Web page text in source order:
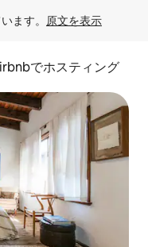
ます。 原文を表示
でホスティング